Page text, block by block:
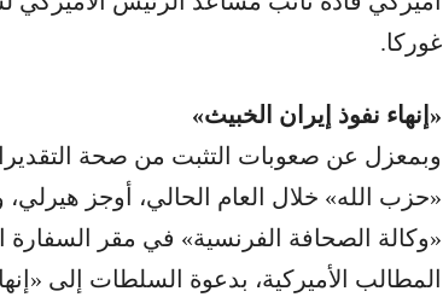
غوركا.
«إنهاء نفوذ إيران الخبيث»
وبمعزل عن صعوبات التثبت من صحة
«حزب الله» خلال العام الحالي، أوجز هيرلي،
«وكالة الصحافة الفرنسية» في مقر السفارة
المطالب الأميركية، بدعوة السلطات إلى